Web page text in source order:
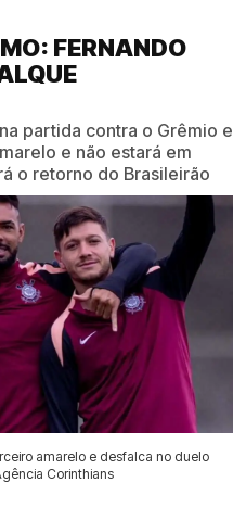
FERNANDO
partida contra o Grêmio e
e não estará em
o retorno do Brasileirão
amarelo e desfalca no duelo
Corinthians